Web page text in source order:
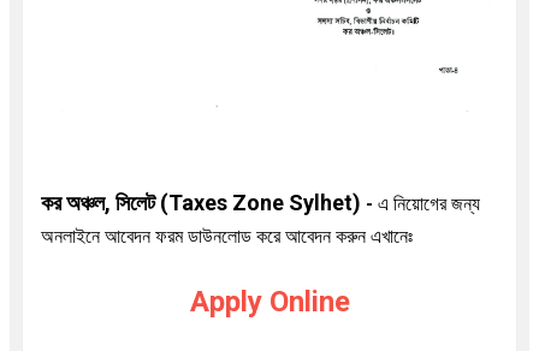
কর অঞ্চল, সিলেট (Taxes Zone Sylhet) - এ নিয়োগের জন্য
অনলাইনে আবেদন ফরম ডাউনলোড করে আবেদন করুন এখানেঃ
Apply Online